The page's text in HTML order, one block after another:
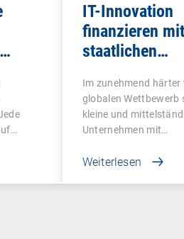
IT-Innovation
finanzieren mit
staatlichen
Im zunehmend härter
globalen Wettbewerb
kleine und
Unternehmen mit…
Weiterlesen